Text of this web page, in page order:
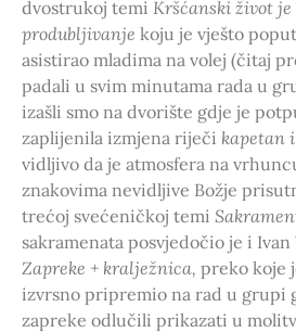
dvostrukoj temi Kršćanski život
produbljivanje koju je vješto
asistirao mladima na volej (čitaj
padali u svim minutama rada u
izašli smo na dvorište gdje je
zaplijenila izmjena riječi kapetan
vidljivo da je atmosfera na
znakovima nevidljive Božje
trećoj svećeničkoj temi
sakramenata posvjedočio je i
Zapreke + kralježnica, preko koje
izvrsno pripremio na rad u grupi
zapreke odlučili prikazati u